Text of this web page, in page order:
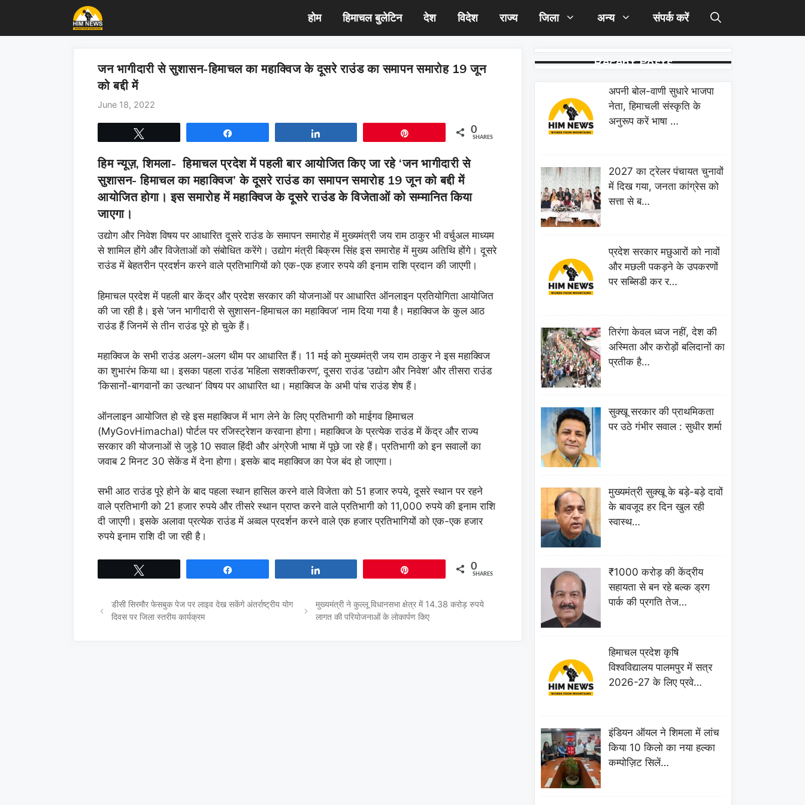
content
होम हिमाचल बुलेटिन देश विदेश राज्य जिला अन्य संपर्क करें
जन भागीदारी से सुशासन-हिमाचल का महाक्विज के दूसरे राउंड का समापन समारोह 19 जून
को बद्दी में
June 18, 2022
0
SHARES
हिम न्यूज़, शिमला- हिमाचल प्रदेश में पहली बार आयोजित किए जा रहे ‘जन भागीदारी से
सुशासन- हिमाचल का महाक्विज’ के दूसरे राउंड का समापन समारोह 19 जून को बद्दी में
आयोजित होगा। इस समारोह में महाक्विज के दूसरे राउंड के विजेताओं को सम्मानित किया
जाएगा।
उद्योग और निवेश विषय पर आधारित दूसरे राउंड के समापन समारोह में मुख्यमंत्री जय राम ठाकुर भी वर्चुअल माध्यम
से शामिल होंगे और विजेताओं को संबोधित करेंगे। उद्योग मंत्री बिक्रम सिंह इस समारोह में मुख्य अतिथि होंगे। दूसरे
राउंड में बेहतरीन प्रदर्शन करने वाले प्रतिभागियों को एक-एक हजार रुपये की इनाम राशि प्रदान की जाएगी।
हिमाचल प्रदेश में पहली बार केंद्र और प्रदेश सरकार की योजनाओं पर आधारित ऑनलाइन प्रतियोगिता आयोजित
की जा रही है। इसे ‘जन भागीदारी से सुशासन-हिमाचल का महाक्विज’ नाम दिया गया है। महाक्विज के कुल आठ
राउंड हैं जिनमें से तीन राउंड पूरे हो चुके हैं।
महाक्विज के सभी राउंड अलग-अलग थीम पर आधारित हैं। 11 मई को मुख्यमंत्री जय राम ठाकुर ने इस महाक्विज
का शुभारंभ किया था। इसका पहला राउंड ‘महिला सशक्तीकरण’, दूसरा राउंड ‘उद्योग और निवेश’ और तीसरा राउंड
‘किसानों-बागवानों का उत्थान’ विषय पर आधारित था। महाक्विज के अभी पांच राउंड शेष हैं।
ऑनलाइन आयोजित हो रहे इस महाक्विज में भाग लेने के लिए प्रतिभागी कोे माईगव हिमाचल
(MyGovHimachal) पोर्टल पर रजिस्ट्रेशन करवाना होगा। महाक्विज के प्रत्येक राउंड में केंद्र और राज्य
सरकार की योजनाओं से जुड़े 10 सवाल हिंदी और अंग्रेजी भाषा में पूछे जा रहे हैं। प्रतिभागी को इन सवालों का
जवाब 2 मिनट 30 सेकेंड में देना होगा। इसके बाद महाक्विज का पेज बंद हो जाएगा।
सभी आठ राउंड पूरे होने के बाद पहला स्थान हासिल करने वाले विजेता को 51 हजार रुपये, दूसरे स्थान पर रहने
वाले प्रतिभागी को 21 हजार रुपये और तीसरे स्थान प्राप्त करने वाले प्रतिभागी को 11,000 रुपये की इनाम राशि
दी जाएगी। इसके अलावा प्रत्येक राउंड में अव्वल प्रदर्शन करने वाले एक हजार प्रतिभागियों को एक-एक हजार
रुपये इनाम राशि दी जा रही है।
0
SHARES
डीसी सिरमौर फेसबुक पेज पर लाइव देख सकेंगे अंतर्राष्ट्रीय योग
दिवस पर जिला स्तरीय कार्यक्रम
मुख्यमंत्री ने कुल्लू विधानसभा क्षेत्र में 14.38 करोड़ रुपये
लागत की परियोजनाओं के लोकार्पण किए
Recent Posts
अपनी बोल-वाणी सुधारे भाजपा
नेता, हिमाचली संस्कृति के
अनुरूप करें भाषा …
2027 का ट्रेलर पंचायत चुनावों
में दिख गया, जनता कांग्रेस को
सत्ता से ब…
प्रदेश सरकार मछुआरों को नावों
और मछली पकड़ने के उपकरणों
पर सब्सिडी कर र…
तिरंगा केवल ध्वज नहीं, देश की
अस्मिता और करोड़ों बलिदानों का
प्रतीक है…
सुक्खू सरकार की प्राथमिकता
पर उठे गंभीर सवाल : सुधीर शर्मा
मुख्यमंत्री सुक्खू के बड़े-बड़े दावों
के बावजूद हर दिन खुल रही
स्वास्थ…
₹1000 करोड़ की केंद्रीय
सहायता से बन रहे बल्क ड्रग
पार्क की प्रगति तेज…
हिमाचल प्रदेश कृषि
विश्वविद्यालय पालमपुर में सत्र
2026-27 के लिए प्रवे…
इंडियन ऑयल ने शिमला में लांच
किया 10 किलो का नया हल्का
कम्पोज़िट सिलें…